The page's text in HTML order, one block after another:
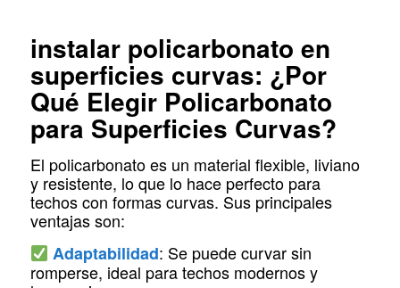
instalar policarbonato en
superficies curvas: ¿Por
Qué Elegir Policarbonato
para Superficies Curvas?
El policarbonato es un material flexible, liviano
y resistente, lo que lo hace perfecto para
techos con formas curvas. Sus principales
ventajas son:
Adaptabilidad: Se puede curvar sin
romperse, ideal para techos modernos y